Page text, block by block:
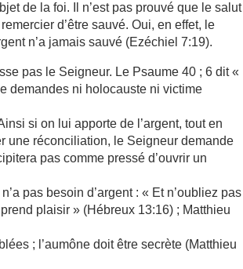
de la foi. Il n’est pas prouvé que le salut
d’être sauvé. Oui, en effet, le
n’a jamais sauvé (Ezéchiel 7:19).
pas le Seigneur. Le Psaume 40 ; 6 dit «
demandes ni holocauste ni victime
si on lui apporte de l’argent, tout en
une réconciliation, le Seigneur demande
pas comme pressé d’ouvrir un
pas besoin d’argent : « Et n’oubliez pas
plaisir » (Hébreux 13:16) ; Matthieu
; l’aumône doit être secrète (Matthieu